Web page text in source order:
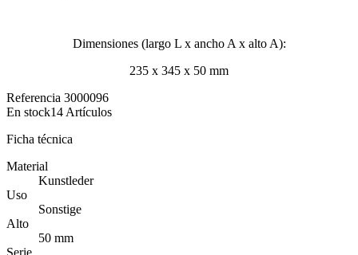
Dimensiones (largo L x ancho A x alto A):
235 x 345 x 50 mm
Referencia 3000096
En stock14 Artículos
Ficha técnica
Material
Kunstleder
Uso
Sonstige
Alto
50 mm